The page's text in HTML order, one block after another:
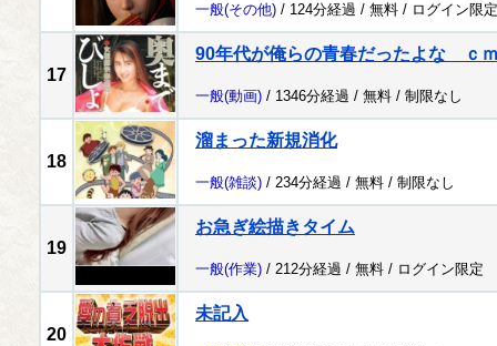
一般(その他) / 124分経過 / 無料 / ログイン限定
17
90年代が俺らの青春だったよな ｃ
一般(動画) / 1346分経過 / 無料 / 制限なし
18
溜まった新規消化
一般(雑談) / 234分経過 / 無料 / 制限なし
19
お急ぎ絵描きタイム
一般(作業) / 212分経過 / 無料 / ログイン限定
20
未記入